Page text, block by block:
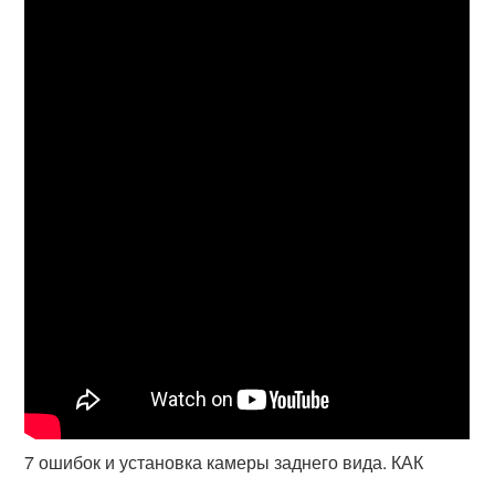
7 ошибок и установка камеры заднего вида. КАК